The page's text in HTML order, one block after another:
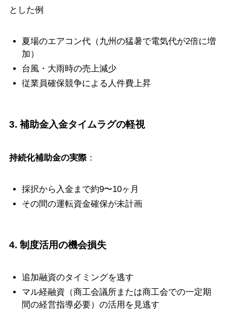
とした例
夏場のエアコン代（九州の猛暑で電気代が2倍に増
加）
台風・大雨時の売上減少
従業員確保競争による人件費上昇
3. 補助金入金タイムラグの軽視
持続化補助金の実際：
採択から入金まで約9〜10ヶ月
その間の運転資金確保が未計画
4. 制度活用の機会損失
追加融資のタイミングを逃す
マル経融資（商工会議所または商工会での一定期
間の経営指導必要）の活用を見逃す